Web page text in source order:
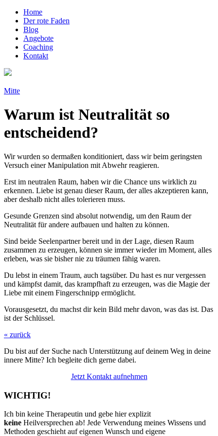
Home
Der rote Faden
Blog
Angebote
Coaching
Kontakt
Mitte
Warum ist Neutralität so
entscheidend?
Wir wurden so dermaßen konditioniert, dass wir beim geringsten
Versuch einer Manipulation mit Abwehr reagieren.
Erst im neutralen Raum, haben wir die Chance uns wirklich zu
erkennen. Liebe ist genau dieser Raum, der alles akzeptieren kann,
aber deshalb nicht alles tolerieren muss.
Gesunde Grenzen sind absolut notwendig, um den Raum der
Neutralität für andere aufbauen und halten zu können.
Sind beide Seelenpartner bereit und in der Lage, diesen Raum
zusammen zu erzeugen, können sie immer wieder im Moment, alles
erleben, was sie bisher nie zu träumen fähig waren.
Du lebst in einem Traum, auch tagsüber. Du hast es nur vergessen
und kämpfst damit, das krampfhaft zu erzeugen, was die Magie der
Liebe mit einem Fingerschnipp ermöglicht.
Vorausgesetzt, du machst dir kein Bild mehr davon, was das ist. Das
ist der Schlüssel.
« zurück
Du bist auf der Suche nach Unterstützung auf deinem Weg in deine
innere Mitte? Ich begleite dich gerne dabei.
Jetzt Kontakt aufnehmen
WICHTIG!
Ich bin keine Therapeutin und gebe hier explizit
keine Heilversprechen ab! Jede Verwendung meines Wissens und
Methoden geschieht auf eigenen Wunsch und eigene